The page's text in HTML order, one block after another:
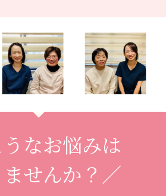
なお悩みは
せんか？／